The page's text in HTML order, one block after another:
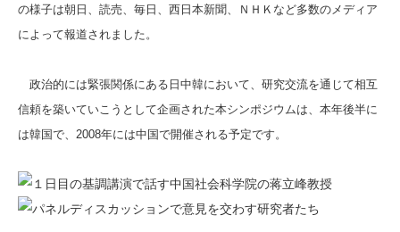
の様子は朝日、読売、毎日、西日本新聞、ＮＨＫなど多数のメディア
によって報道されました。
政治的には緊張関係にある日中韓において、研究交流を通じて相互
信頼を築いていこうとして企画された本シンポジウムは、本年後半に
は韓国で、2008年には中国で開催される予定です。